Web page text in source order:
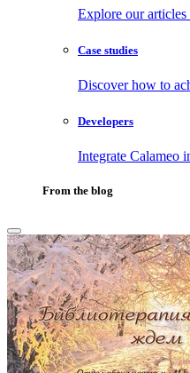
Explore our
Case studies
Discover how to
Developers
Integrate Calameo
From the blog